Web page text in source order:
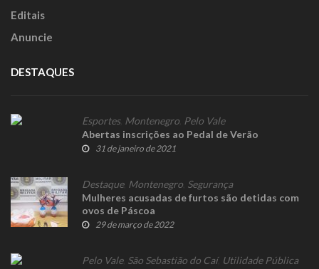
Editais
Anuncie
DESTAQUES
Esportes, Montenegro Pelo Vale
Abertas inscrições ao Pedal de Verão
31 de janeiro de 2021
Destaque, Montenegro Segurança
Mulheres acusadas de furtos são detidas com
ovos de Páscoa
29 de março de 2022
Pelo Vale, São Sebastião do Caí, Utilidade Pública